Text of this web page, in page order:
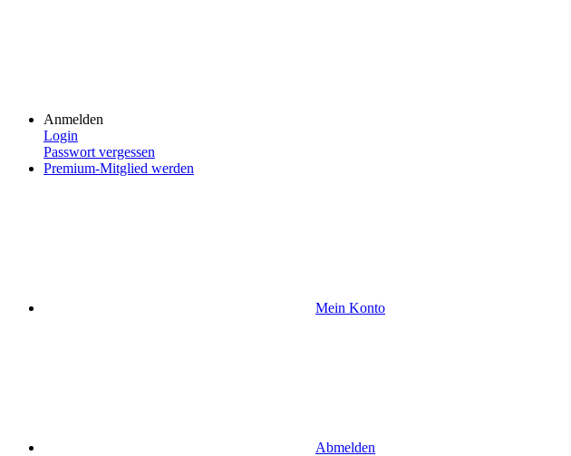
Anmelden
Login
Passwort vergessen
Premium-Mitglied werden
Mein Konto
Abmelden